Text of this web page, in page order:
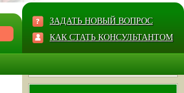
ЗАДАТЬ НОВЫЙ ВОПРОС
КАК СТАТЬ КОНСУЛЬТАНТОМ